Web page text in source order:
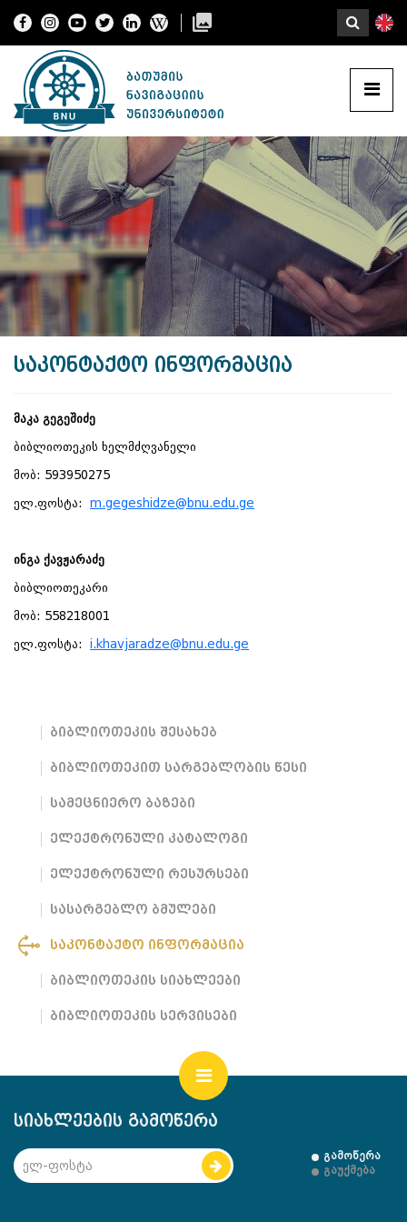
საკონტაქტო ინფორმაცია
მაკა გეგეშიძე
ბიბლიოთეკის ხელმძღვანელი
მობ: 593950275
ელ.ფოსტა: m.gegeshidze@bnu.edu.ge
ინგა ქავჟარაძე
ბიბლიოთეკარი
მობ: 558218001
ელ.ფოსტა: i.khavjaradze@bnu.edu.ge
ბიბლიოთეკის შესახებ
ბიბლიოთეკით სარგებლობის წესი
სამეცნიერო ბაზები
ელექტრონული კატალოგი
ელექტრონული რესურსები
სასარგებლო ბმულები
საკონტაქტო ინფორმაცია
ბიბლიოთეკის სიახლეები
ბიბლიოთეკის სერვისები
სიახლეების გამოწერა
გამოწერა
გაუქმება